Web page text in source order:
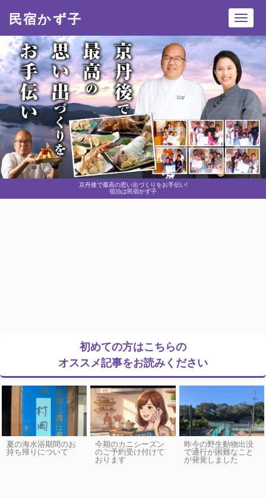
京丹後で最高の思い出づくりをお手伝い!
宿泊は民宿かず子
民宿かず子
初めての方はこちらの
オススメ記事をお読みください
夏の海水浴期間のお
持ち帰りについて
今期のカニシーズン
のご予約受け付けて
おります
昨今の野生動物出没
で通行が困難なこと
が発覚しました